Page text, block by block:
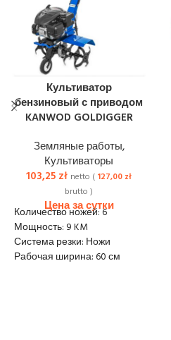
Культиватор
бензиновый с приводом
KANWOD GOLDIGGER
Земляные работы,
Культиваторы
103,25 zł netto ( 127,00 zł
brutto )
Количество ножей: 6
Мощность: 9 KM
Система резки: Ножи
Рабочая ширина: 60 см